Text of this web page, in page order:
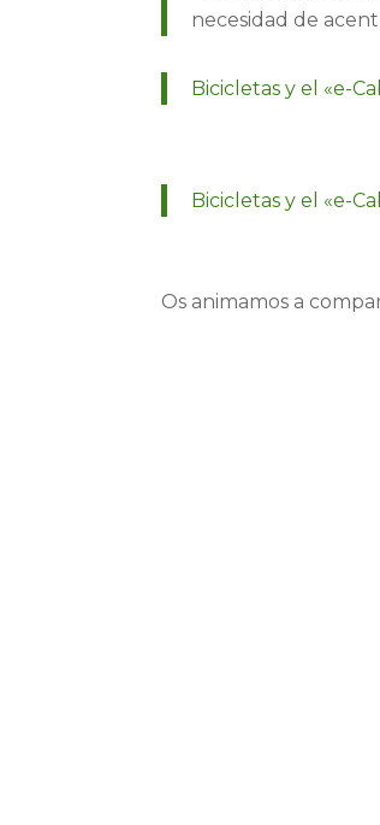
necesidad de
Bicicletas y el «e-
Bicicletas y el «e-
Os animamos a